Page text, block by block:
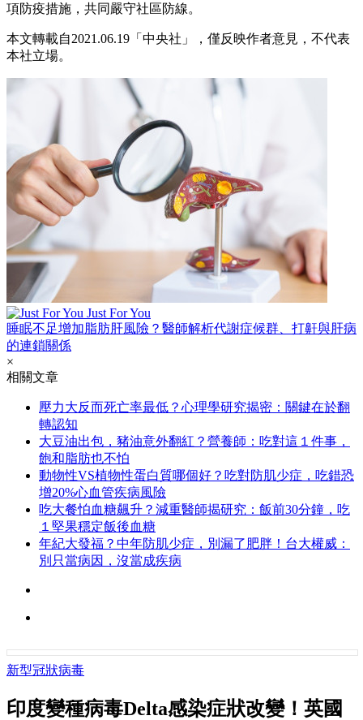
項防疫措施，共同嚴守社區防線。
本文轉載自2021.06.19 「中央社 」
，僅反映作者意見，不代表
本社立場。
Just For You
睡眠不足增加脂肪肝風險？醫師解析代謝症候群、打鼾與肝病
的連鎖關係
×
相關文章
壓力大反而死亡率最低？心理學研究揭密：關鍵在於翻
轉認知
大豆油出包，豬油意外翻紅？營養師：吃對這１件事，
飽和脂肪也不怕
動物性VS植物性蛋白質哪個好？吃對防肌少症，吃錯恐
增20%心血管疾病風險
吃大餐怕血糖飆升？減重醫師揭研究：飯前30分鐘，吃
１堅果穩定飯後血糖
年紀大發福？中年防肌少症，別漏了肥胖！台大權威：
別只當病因，沒當成疾病
新型冠狀病毒
印度變種病毒Delta感染症狀改變！英國